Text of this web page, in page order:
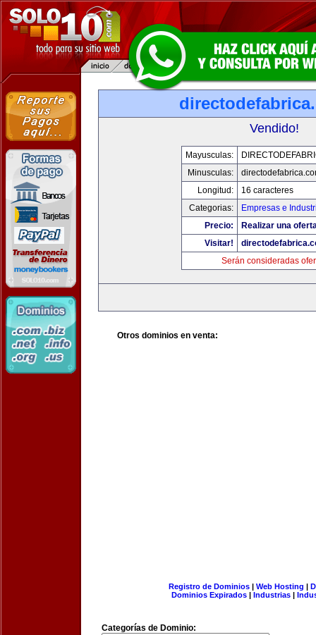
Vendido!
Mayusculas:
Minusculas:
Longitud:
16 caracteres
Categorias:
Empresas e
Precio:
Realizar una
Visitar!
Serán consideradas
Otros dominios en venta:
Registro de Dominios| Web Hosting |
Dominios Expirados | Industrias |
Categorías de Dominio: